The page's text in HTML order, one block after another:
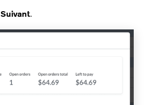
Suivant.